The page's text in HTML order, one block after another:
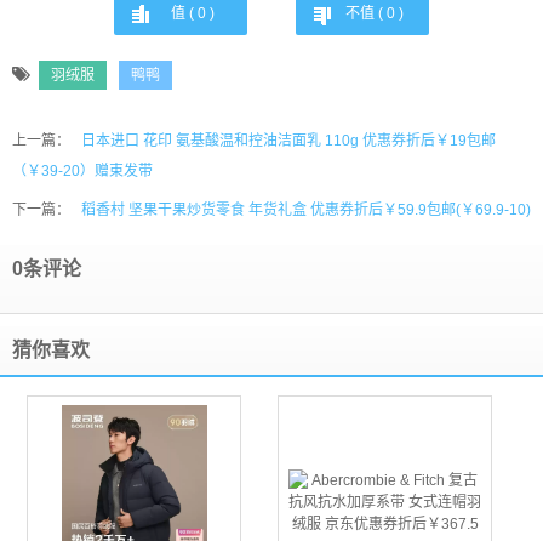
值 ( 0 ) 不值 ( 0 )
羽绒服 鸭鸭
上一篇：
日本进口 花印 氨基酸温和控油洁面乳 110g 优惠券折后￥19包邮
（￥39-20）赠束发带
下一篇： 稻香村 坚果干果炒货零食 年货礼盒 优惠券折后￥59.9包邮(￥69.9-10)
0条评论
猜你喜欢